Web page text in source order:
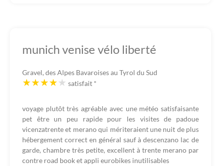
munich venise vélo liberté
Gravel, des Alpes Bavaroises au Tyrol du Sud
satisfait *
voyage plutôt très agréable avec une météo satisfaisante
pet être un peu rapide pour les visites de padoue
vicenzatrente et merano qui mériteraient une nuit de plus
hébergement correct en général sauf à descenzano lac de
garde, chambre très petite, excellent à trente merano par
contre road book et appli eurobikes inutilisables